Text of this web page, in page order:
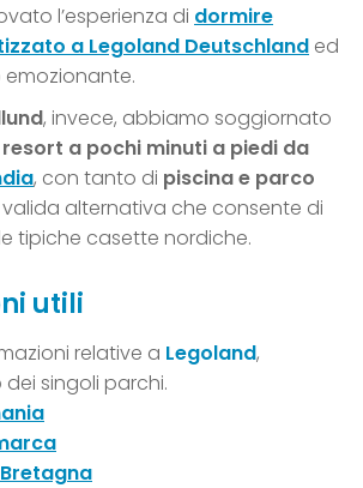
l’esperienza di dormire
a Legoland Deutschland ed
, invece, abbiamo soggiornato
a pochi minuti a piedi da
, con tanto di piscina e parco
valida alternativa che consente di
tipiche casette nordiche.
utili
relative a Legoland,
singoli parchi.